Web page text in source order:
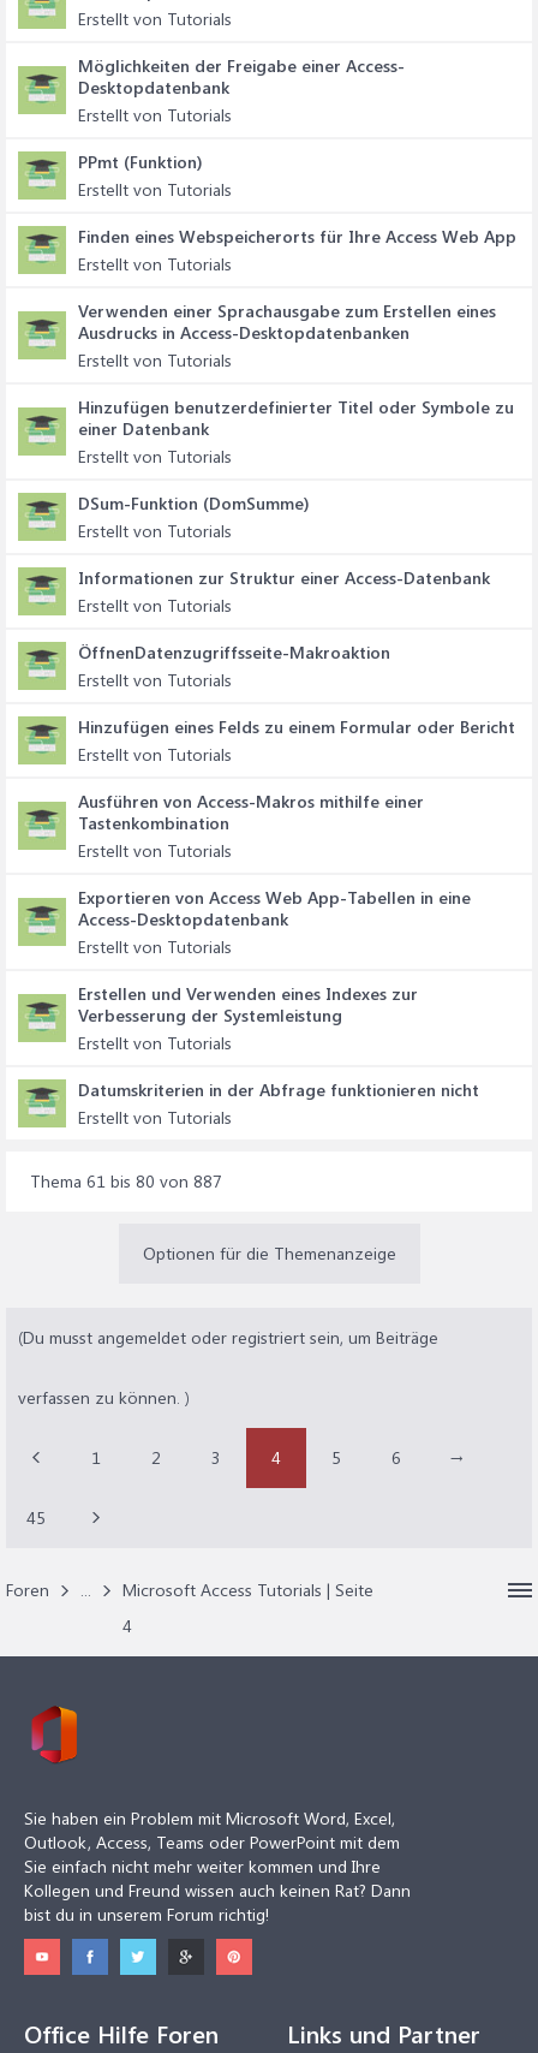
Erstellt von Tutorials
Möglichkeiten der Freigabe einer Access-
Desktopdatenbank
Erstellt von Tutorials
PPmt (Funktion)
Erstellt von Tutorials
Finden eines Webspeicherorts für Ihre Access Web App
Erstellt von Tutorials
Verwenden einer Sprachausgabe zum Erstellen eines
Ausdrucks in Access-Desktopdatenbanken
Erstellt von Tutorials
Hinzufügen benutzerdefinierter Titel oder Symbole zu
einer Datenbank
Erstellt von Tutorials
DSum-Funktion (DomSumme)
Erstellt von Tutorials
Informationen zur Struktur einer Access-Datenbank
Erstellt von Tutorials
ÖffnenDatenzugriffsseite-Makroaktion
Erstellt von Tutorials
Hinzufügen eines Felds zu einem Formular oder Bericht
Erstellt von Tutorials
Ausführen von Access-Makros mithilfe einer
Tastenkombination
Erstellt von Tutorials
Exportieren von Access Web App-Tabellen in eine
Access-Desktopdatenbank
Erstellt von Tutorials
Erstellen und Verwenden eines Indexes zur
Verbesserung der Systemleistung
Erstellt von Tutorials
Datumskriterien in der Abfrage funktionieren nicht
Erstellt von Tutorials
Thema 61 bis 80 von 887
Optionen für die Themenanzeige
(Du musst angemeldet oder registriert sein, um Beiträge
verfassen zu können. )
1 2 3 4 5 6 →
45
Foren ...
Microsoft Access Tutorials | Seite
4
Sie haben ein Problem mit Microsoft Word, Excel,
Outlook, Access, Teams oder PowerPoint mit dem
Sie einfach nicht mehr weiter kommen und Ihre
Kollegen und Freund wissen auch keinen Rat? Dann
bist du in unserem Forum richtig!
Office Hilfe Foren Links und Partner